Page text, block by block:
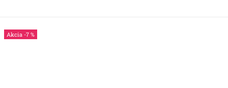
-7 %